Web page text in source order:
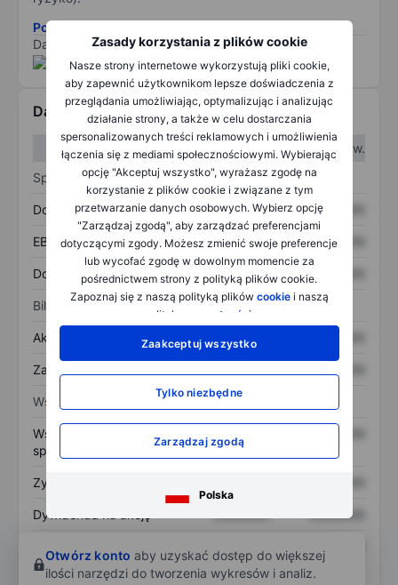
Zasady korzystania z plików cookie
Nasze strony internetowe wykorzystują pliki cookie,
aby zapewnić użytkownikom lepsze doświadczenia z
przeglądania umożliwiając, optymalizując i analizując
działanie strony, a także w celu dostarczania
spersonalizowanych treści reklamowych i umożliwienia
łączenia się z mediami społecznościowymi. Wybierając
opcję "Akceptuj wszystko", wyrażasz zgodę na
korzystanie z plików cookie i związane z tym
przetwarzanie danych osobowych. Wybierz opcję
"Zarządzaj zgodą", aby zarządzać preferencjami
dotyczącymi zgody. Możesz zmienić swoje preferencje
lub wycofać zgodę w dowolnym momencie za
pośrednictwem strony z polityką plików cookie.
Zapoznaj się z naszą polityką plików cookiei naszą
polityką
prywatności
Zaakceptuj wszystko
Tylko niezbędne
Zarządzaj zgodą
Polska
Pobierz metodologię ryzyka ESG.
Dane dostarczone przez
/
Dane finansowe
W I kw.
W II kw.
Sprawozdanie z zysków
Dochód XXXXXXX XXXXXXX
EBITDA XXXXXXX XXXXXXX
Dochód netto XXXXXXX XXXXXXX
Bilans
Aktywa ogółem XXXXXXX
Zadłużenie ogółem
Wskaźniki
Współczynnik cena do
sprzedaży
Zysk na akcję
Dywidenda na akcję XXXXXXX
własnego
Otwórz konto aby uzyskać dostęp do większej
ilości narzędzi do tworzenia wykresów i analiz.